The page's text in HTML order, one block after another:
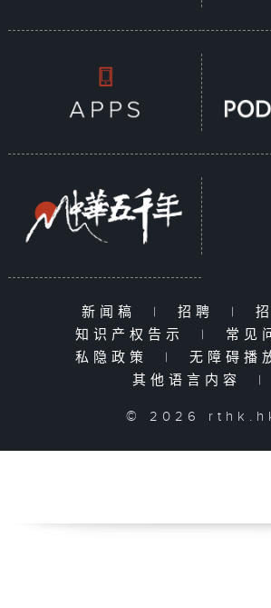
新闻稿 | 招聘 |
知识产权告示
| 常见
私隐政策
| 无障碍播
其他语言内容
|
© 2026